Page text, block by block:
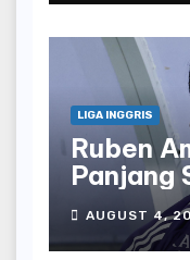
LIGA INGGRIS
Ruben
Panjang
United
AUGUST 4,